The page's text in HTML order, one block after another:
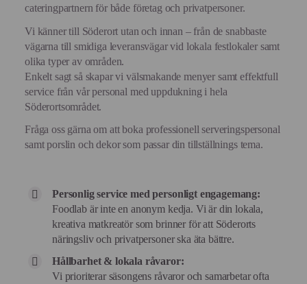
cateringpartnern för både företag och privatpersoner.
Vi känner till Söderort utan och innan – från de snabbaste
vägarna till smidiga leveransvägar vid lokala festlokaler samt
olika typer av områden.
Enkelt sagt så skapar vi välsmakande menyer samt effektfull
service från vår personal med uppdukning i hela
Söderortsområdet.
Fråga oss gärna om att boka professionell serveringspersonal
samt porslin och dekor som passar din tillställnings tema.
Personlig service med personligt engagemang:
Foodlab är inte en anonym kedja. Vi är din lokala,
kreativa matkreatör som brinner för att Söderorts
näringsliv och privatpersoner ska äta bättre.
Hållbarhet & lokala råvaror:
Vi prioriterar säsongens råvaror och samarbetar ofta